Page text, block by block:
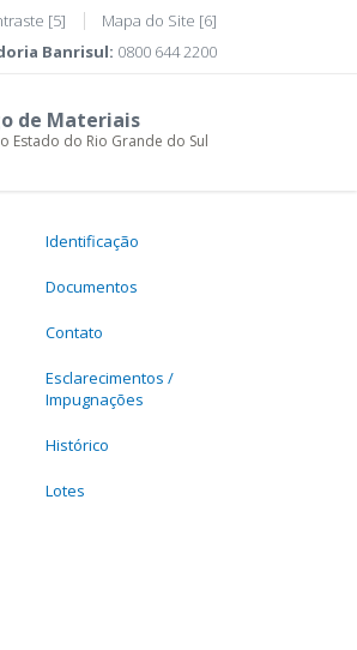
[5]
Mapa do Site [6]
Banrisul: 0800 644 2200
de Materiais
Estado do Rio Grande do Sul
Identificação
Documentos
Contato
Esclarecimentos /
Impugnações
Histórico
Lotes